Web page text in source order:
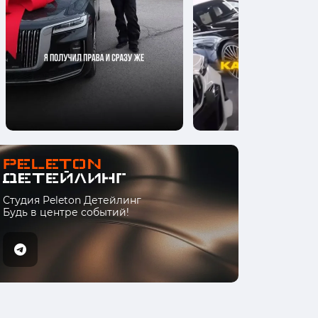
Студия Peleton Детейлинг
Будь в центре событий!